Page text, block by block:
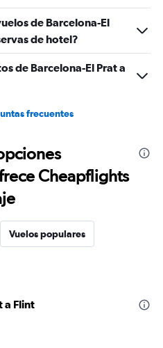
de Barcelona-El
de hotel?
de Barcelona-El Prat a
frecuentes
Cheapflights
Vuelos populares
a Flint